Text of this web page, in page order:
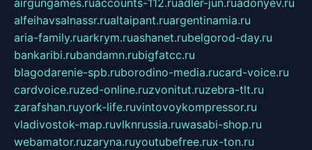
airgungames.ruaccounts-112.ruadler-jun.ruadonyev.ru
alfeihavsalnassr.rualtaipant.ruargentinamia.ru
aria-family.ruarkrym.ruashanet.rubelgorod-day.ru
bankaribi.rubandamn.rubigfatcc.ru
blagodarenie-spb.ruborodino-media.rucard-voice.ru
cardvoice.ruzed-online.ruzvonitut.ruzebra-tlt.ru
zarafshan.ruyork-life.ruvintovoykompressor.ru
vladivostok-map.ruvlknrussia.ruwasabi-shop.ru
webamator.ruzaryna.ruyoutubefree.rux-ton.ru